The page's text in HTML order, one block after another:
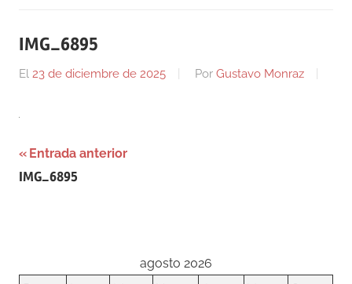
IMG_6895
El 23 de diciembre de 2025 Por Gustavo Monraz
Navegación
de
Entrada anterior
IMG_6895
agosto 2026